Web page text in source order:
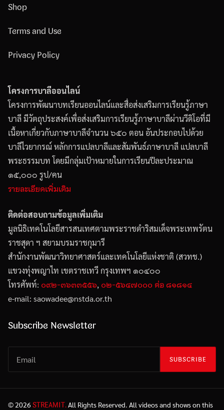
Shop
Terms and Use
Privacy Policy
โครงการบาลีออนไลน์
โครงการพัฒนาบทเรียนออนไลน์และสื่อส่งเสริมการเรียนรู้ภาษา
บาลี มีวัตถุประสงค์เพื่อส่งเสริมการเรียนรู้ภาษาบาลีผ่านวีดิโอที่มี
เนื้อหาเกี่ยวกับภาษาบาลีจำนวน ๖๕๐ ตอน อันประกอบไปด้วย
บาลีไวยากรณ์ หลักการแปลบาลีและสัมพันธ์ภาษาบาลี แปลบาลี
พระธรรมบท โดยมีกลุ่มเป้าหมายในการเรียนปีละประมาณ
๑๕,๐๐๐ รูป/คน
รายละเอียดเพิ่มเติม
ติดต่อสอบถามข้อมูลเพิ่มเติม
มูลนิธิเทคโนโลยีสารสนเทศตามพระราชดำริสมเด็จพระเทพรัตน
ราชสุดา ฯ สยามบรมราชกุมารี
สำนักงานพัฒนาวิทยาศาสตร์และเทคโนโลยีแห่งชาติ (สวทช.)
แขวงทุ่งพญาไท เขตราชเทวี กรุงเทพฯ ๑๐๔๐๐
โทรศัพท์: ๐๙๒-๓๖๓๓๕๕๖, ๐๒-๕๖๔๗๐๐๐ ต่อ ๘๑๘๑๔
e-mail: saowadee@nstda.or.th
Subscribe Newsletter
SUBSCRIBE
© 2026 STREAMIT.All Rights Reserved. All videos and shows on this